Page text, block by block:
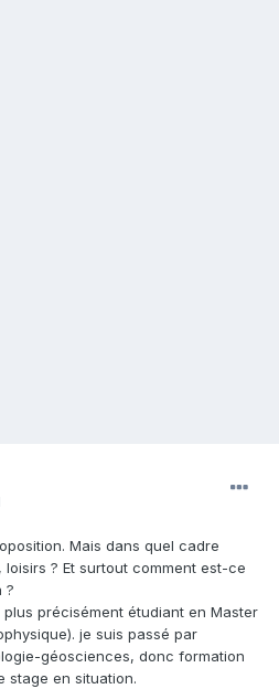
Mais dans quel cadre
? Et surtout comment est-ce
?
précisément étudiant en Master
je suis passé par
géosciences, donc formation
stage en situation.